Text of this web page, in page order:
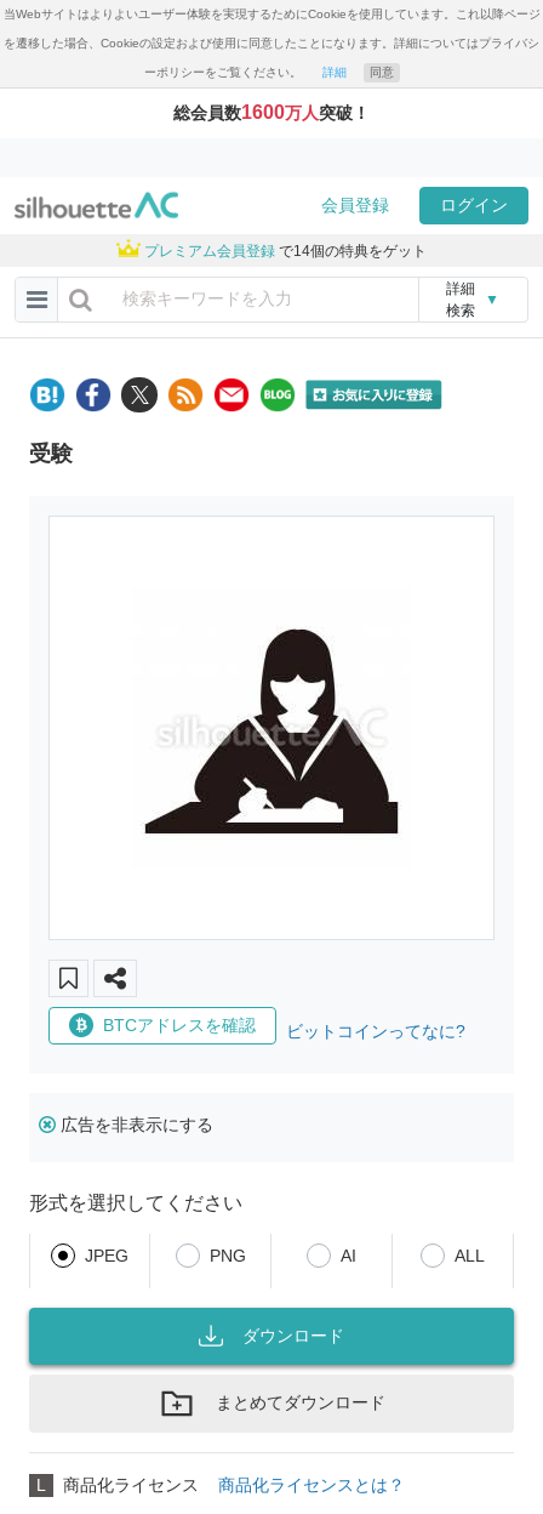
当Webサイトはよりよいユーザー体験を実現するためにCookieを使用しています。これ以降ページ
を遷移した場合、Cookieの設定および使用に同意したことになります。詳細についてはプライバシ
ーポリシーをご覧ください。 詳細 同意
総会員数1600万人突破！
会員登録 ログイン
プレミアム会員登録 で14個の特典をゲット
詳細
検索
▼
受験
BTCアドレスを確認 ビットコインってなに?
広告を非表示にする
形式を選択してください
JPEG PNG AI ALL
ダウンロード
まとめてダウンロード
L 商品化ライセンス 商品化ライセンスとは？